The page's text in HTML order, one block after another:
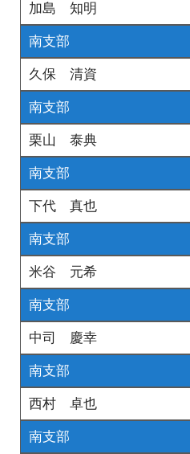
加島 知明
南支部
久保 清資
南支部
栗山 泰典
南支部
下代 真也
南支部
米谷 元希
南支部
中司 慶幸
南支部
西村 卓也
南支部